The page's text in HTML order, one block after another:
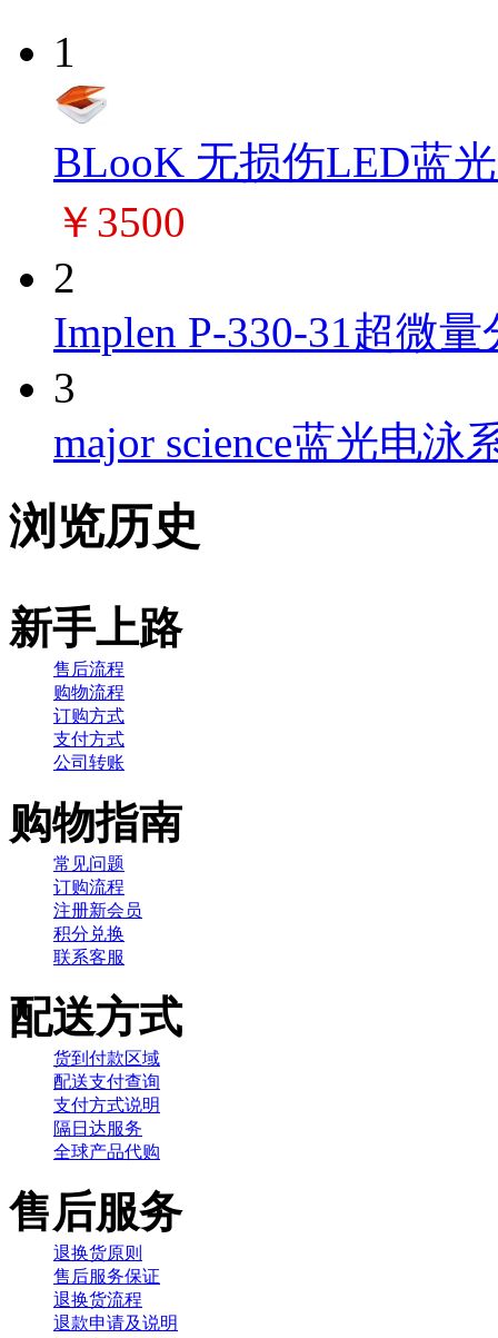
1
BLooK 无损伤LED蓝
￥3500
2
Implen P-330-31超微量
3
major science蓝光电泳
浏览历史
新手上路
售后流程
购物流程
订购方式
支付方式
公司转账
购物指南
常见问题
订购流程
注册新会员
积分兑换
联系客服
配送方式
货到付款区域
配送支付查询
支付方式说明
隔日达服务
全球产品代购
售后服务
退换货原则
售后服务保证
退换货流程
退款申请及说明